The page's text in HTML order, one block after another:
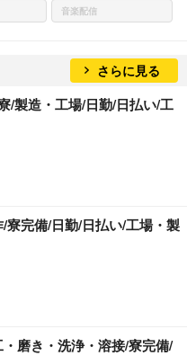
音楽配信
さらに見る
/製造・工場/日勤/日払い/工
寮完備/日勤/日払い/工場・製
磨き・洗浄・溶接/寮完備/